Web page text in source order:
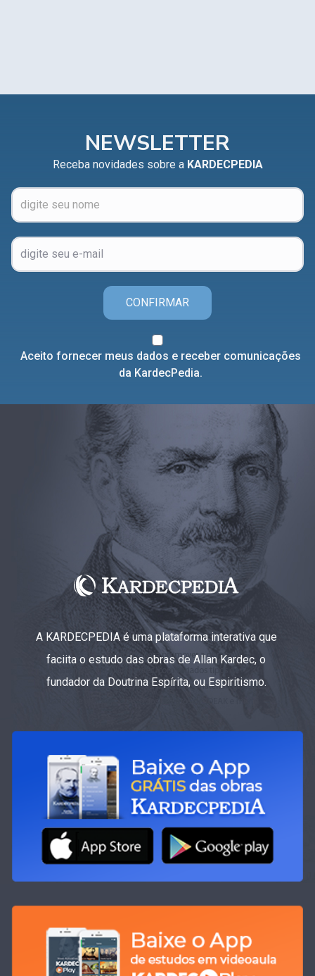
NEWSLETTER
Receba novidades sobre a KARDECPEDIA
CONFIRMAR
Aceito fornecer meus dados e receber comunicações
da KardecPedia.
A KARDECPEDIA é uma plataforma interativa que
faciita o estudo das obras de Allan Kardec, o
fundador da Doutrina Espírita, ou Espiritismo.